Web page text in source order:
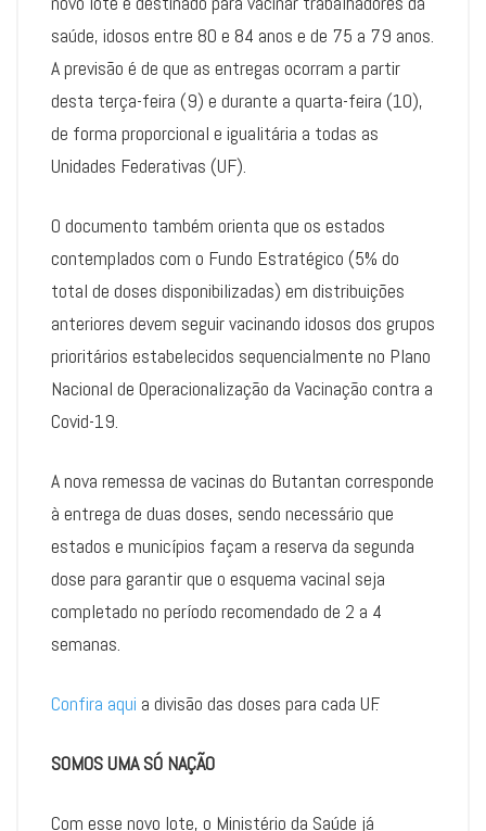
saúde, idosos entre 80 e 84 anos e de 75 a 79 anos.
A previsão é de que as entregas ocorram a partir
desta terça-feira (9) e durante a quarta-feira (10),
de forma proporcional e igualitária a todas as
Unidades Federativas (UF).
O documento também orienta que os estados
contemplados com o Fundo Estratégico (5% do
total de doses disponibilizadas) em distribuições
anteriores devem seguir vacinando idosos dos grupos
prioritários estabelecidos sequencialmente no Plano
Nacional de Operacionalização da Vacinação contra a
Covid-19.
A nova remessa de vacinas do Butantan corresponde
à entrega de duas doses, sendo necessário que
estados e municípios façam a reserva da segunda
dose para garantir que o esquema vacinal seja
completado no período recomendado de 2 a 4
semanas.
Confira aqui a divisão das doses para cada UF.
SOMOS UMA SÓ NAÇÃO
Com esse novo lote, o Ministério da Saúde já